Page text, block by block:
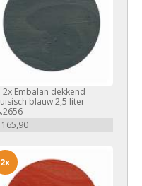
2xEmbalan dekkend
blauw 2,5 liter
2x